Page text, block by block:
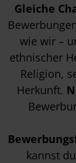
Gleiche
wie wir –
ethnischer
Religion,
Herkunft.
kannst